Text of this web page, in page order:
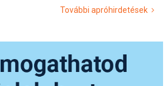
További apróhirdetések